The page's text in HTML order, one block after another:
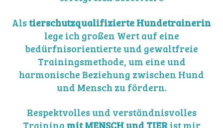
Alstierschutzqualifizierte Hundetrainerin
lege ich großen Wert auf eine
bedürfnisorientierte und gewaltfreie
Trainingsmethode, um eine und
harmonische Beziehung zwischen Hund
und Mensch zu fördern.
Respektvolles und verständnisvolles
Training mit MENSCH und TIER ist mir